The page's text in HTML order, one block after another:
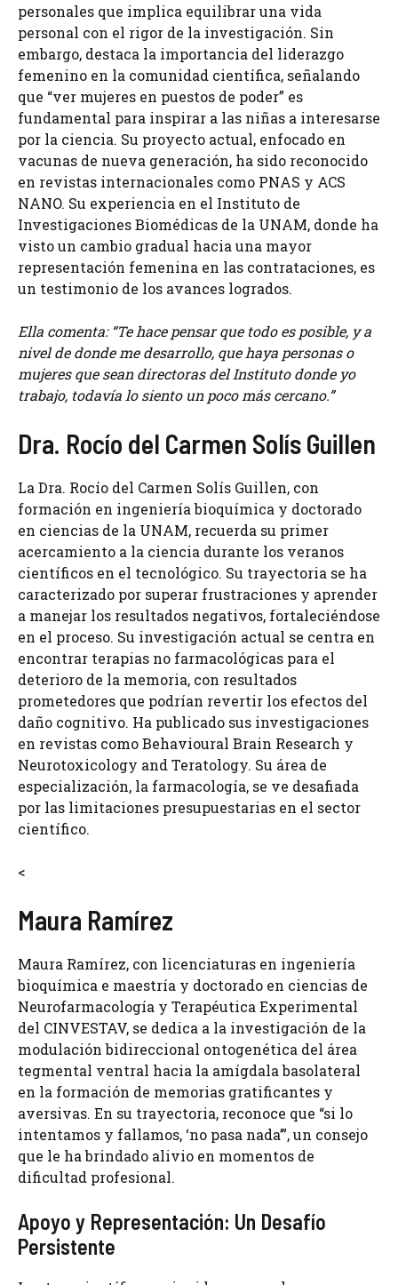
personales que implica equilibrar una vida
personal con el rigor de la investigación. Sin
embargo, destaca la importancia del liderazgo
femenino en la comunidad científica, señalando
que “ver mujeres en puestos de poder” es
fundamental para inspirar a las niñas a interesarse
por la ciencia. Su proyecto actual, enfocado en
vacunas de nueva generación, ha sido reconocido
en revistas internacionales como PNAS y ACS
NANO. Su experiencia en el Instituto de
Investigaciones Biomédicas de la UNAM, donde ha
visto un cambio gradual hacia una mayor
representación femenina en las contrataciones, es
un testimonio de los avances logrados.
Ella comenta: “Te hace pensar que todo es posible, y a
nivel de donde me desarrollo, que haya personas o
mujeres que sean directoras del Instituto donde yo
trabajo, todavía lo siento un poco más cercano.”
Dra. Rocío del Carmen Solís Guillen
La Dra. Rocío del Carmen Solís Guillen, con
formación en ingeniería bioquímica y doctorado
en ciencias de la UNAM, recuerda su primer
acercamiento a la ciencia durante los veranos
científicos en el tecnológico. Su trayectoria se ha
caracterizado por superar frustraciones y aprender
a manejar los resultados negativos, fortaleciéndose
en el proceso. Su investigación actual se centra en
encontrar terapias no farmacológicas para el
deterioro de la memoria, con resultados
prometedores que podrían revertir los efectos del
daño cognitivo. Ha publicado sus investigaciones
en revistas como Behavioural Brain Research y
Neurotoxicology and Teratology. Su área de
especialización, la farmacología, se ve desafiada
por las limitaciones presupuestarias en el sector
científico.
<
Maura Ramírez
Maura Ramírez, con licenciaturas en ingeniería
bioquímica e maestría y doctorado en ciencias de
Neurofarmacología y Terapéutica Experimental
del CINVESTAV, se dedica a la investigación de la
modulación bidireccional ontogenética del área
tegmental ventral hacia la amígdala basolateral
en la formación de memorias gratificantes y
aversivas. En su trayectoria, reconoce que “si lo
intentamos y fallamos, ‘no pasa nada’”, un consejo
que le ha brindado alivio en momentos de
dificultad profesional.
Apoyo y Representación: Un Desafío
Persistente